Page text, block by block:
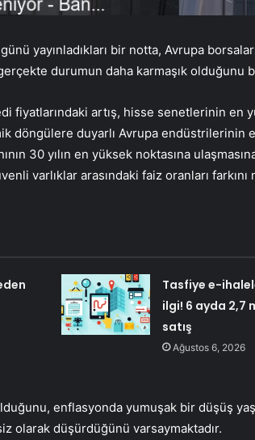
yayınladıkları bir notta, Avrupa
durumun daha karmaşık olduğunu
fiyatlarındaki artış, hisse senetlerinin en
döngülere duyarlı Avrupa endüstrilerinin
30 yılın en yüksek noktasına
varlıklar arasındaki faiz oranları farkını
Tasfiye e-
ilgi! 6 ayda 2,7
satış
Ağustos 6, 2026
enflasyonda yumuşak bir düşüş
olarak düşürdüğünü varsaymaktadır.